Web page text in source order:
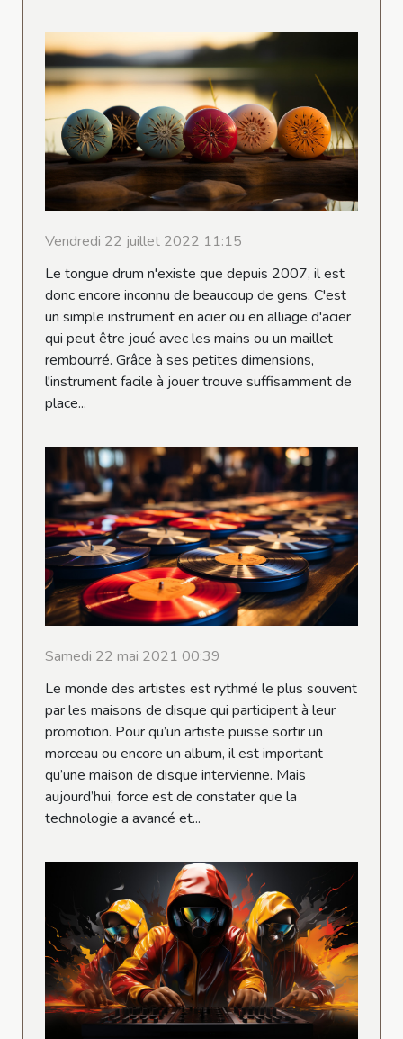
Vendredi 22 juillet 2022 11:15
Le tongue drum n'existe que depuis 2007, il est
donc encore inconnu de beaucoup de gens. C'est
un simple instrument en acier ou en alliage d'acier
qui peut être joué avec les mains ou un maillet
rembourré. Grâce à ses petites dimensions,
l'instrument facile à jouer trouve suffisamment de
place...
Samedi 22 mai 2021 00:39
Le monde des artistes est rythmé le plus souvent
par les maisons de disque qui participent à leur
promotion. Pour qu’un artiste puisse sortir un
morceau ou encore un album, il est important
qu’une maison de disque intervienne. Mais
aujourd’hui, force est de constater que la
technologie a avancé et...